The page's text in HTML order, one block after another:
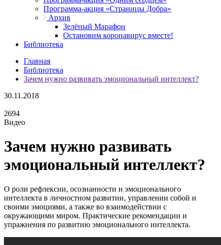
Программа-акция «Страницы Добра»
Архив
Зелёный Марафон
Остановим коронавирус вместе!
Библиотека
Главная
Библиотека
Зачем нужно развивать эмоциональный интеллект?
30.11.2018
2694
Видео
Зачем нужно развивать
эмоциональный интеллект?
О роли рефлексии, осознанности и эмоционального
интеллекта в личностном развитии, управлении собой и
своими эмоциями, а также во взаимодействии с
окружающими миром. Практические рекомендации и
упражнения по развитию эмоционального интеллекта.